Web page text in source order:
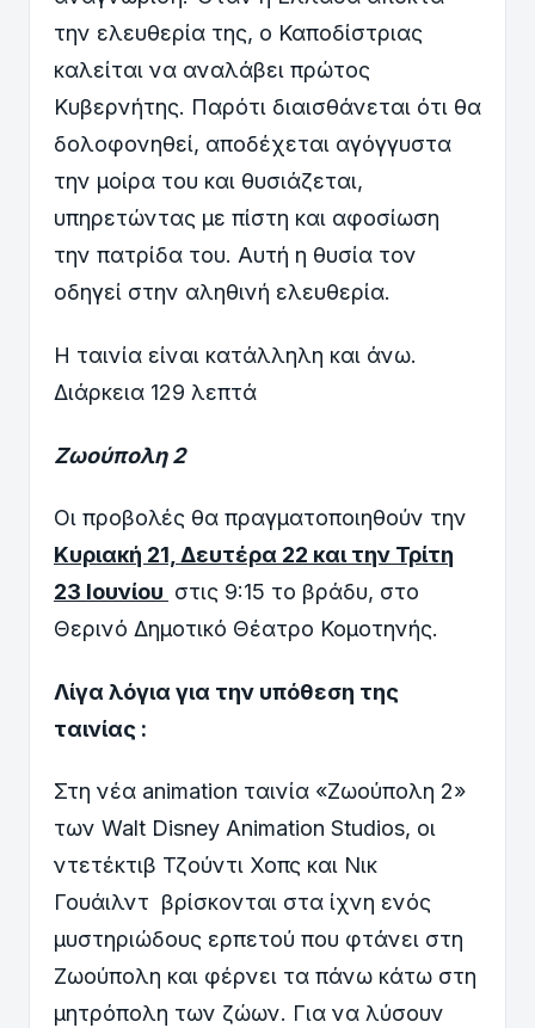
την ελευθερία της, ο Καποδίστριας
καλείται να αναλάβει πρώτος
Κυβερνήτης. Παρότι διαισθάνεται ότι θα
δολοφονηθεί, αποδέχεται αγόγγυστα
την μοίρα του και θυσιάζεται,
υπηρετώντας με πίστη και αφοσίωση
την πατρίδα του. Αυτή η θυσία τον
οδηγεί στην αληθινή ελευθερία.
Η ταινία είναι κατάλληλη και άνω.
Διάρκεια 129 λεπτά
Ζωούπολη 2
Οι προβολές θα πραγματοποιηθούν την
Κυριακή 21, Δευτέρα 22 και την Τρίτη
23 Ιουνίου στις 9:15 το βράδυ, στο
Θερινό Δημοτικό Θέατρο Κομοτηνής.
Λίγα λόγια για την υπόθεση της
ταινίας :
Στη νέα animation ταινία «Ζωούπολη 2»
των Walt Disney Animation Studios, οι
ντετέκτιβ Τζούντι Χοπς και Νικ
Γουάιλντ βρίσκονται στα ίχνη ενός
μυστηριώδους ερπετού που φτάνει στη
Ζωούπολη και φέρνει τα πάνω κάτω στη
μητρόπολη των ζώων. Για να λύσουν